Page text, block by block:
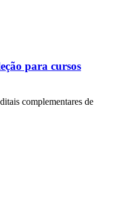
para cursos
complementares de